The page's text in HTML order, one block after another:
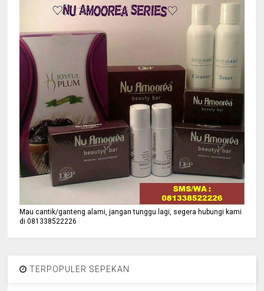
Mau cantik/ganteng alami, jangan tunggu lagi, segera hubungi kami
di 081338522226
TERPOPULER SEPEKAN